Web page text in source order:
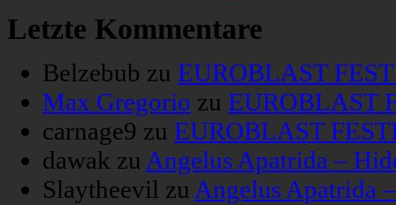
Letzte Kommentare
Belzebub zu EUROBLAST
Max Gregorio zu EUROBLAST
carnage9 zu EUROBLAST
dawak zuAngelus Apatrida –
Slaytheevil zuAngelus Apatrida